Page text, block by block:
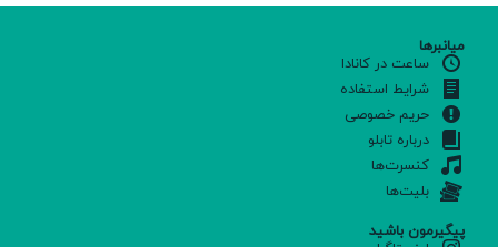
میانبرها
ساعت در کانادا
شرایط استفاده
حریم خصوصی
درباره تابلو
کنسرت‌ها
بلیت‌ها
پیگیرمون باشید